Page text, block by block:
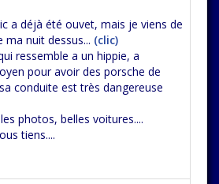
a déjà été ouvet, mais je viens de
ma nuit dessus... (clic)
ressemble a un hippie, a
pour avoir des porsche de
conduite est très dangereuse
photos, belles voitures....
tiens....